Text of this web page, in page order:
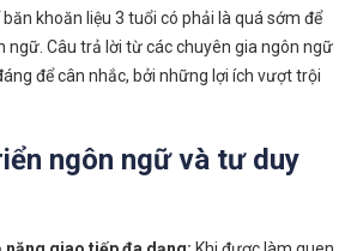
khoăn liệu 3 tuổi có phải là quá sớm để
ngữ. Câu trả lời từ các chuyên gia ngôn ngữ
để cân nhắc, bởi những lợi ích vượt trội
ngôn ngữ và tư duy